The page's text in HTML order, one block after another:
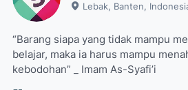
Lebak, Banten,
“Barang siapa yang tidak mampu
belajar, maka ia harus mampu
kebodohan” _ Imam As-Syafi’i